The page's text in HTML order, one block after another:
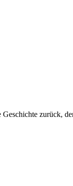
zurück,